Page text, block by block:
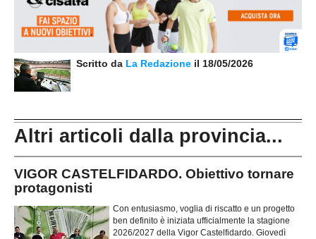
Scritto da La Redazione il 18/05/2026
Altri articoli dalla provincia...
VIGOR CASTELFIDARDO. Obiettivo tornare
protagonisti
Con entusiasmo, voglia di riscatto e un progetto
ben definito è iniziata ufficialmente la stagione
2026/2027 della Vigor Castelfidardo. Giovedì